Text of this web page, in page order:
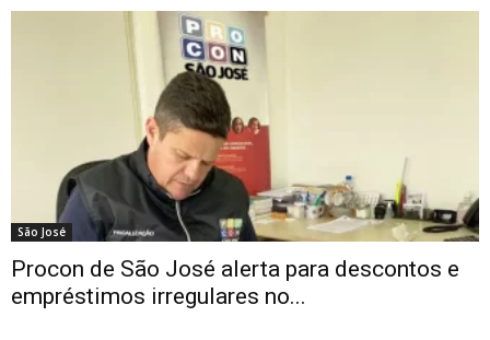
São José
Procon de São José alerta para descontos e
empréstimos irregulares no...